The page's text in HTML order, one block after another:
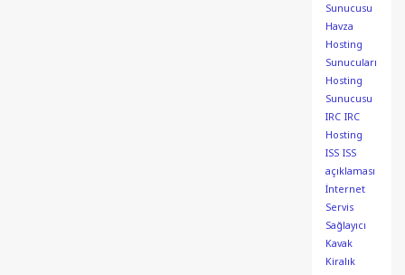
Sunucusu
Havza
Hosting
Sunucuları
Hosting
Sunucusu
IRC IRC
Hosting
ISS ISS
açıklaması
İnternet
Servis
Sağlayıcı
Kavak
Kiralık